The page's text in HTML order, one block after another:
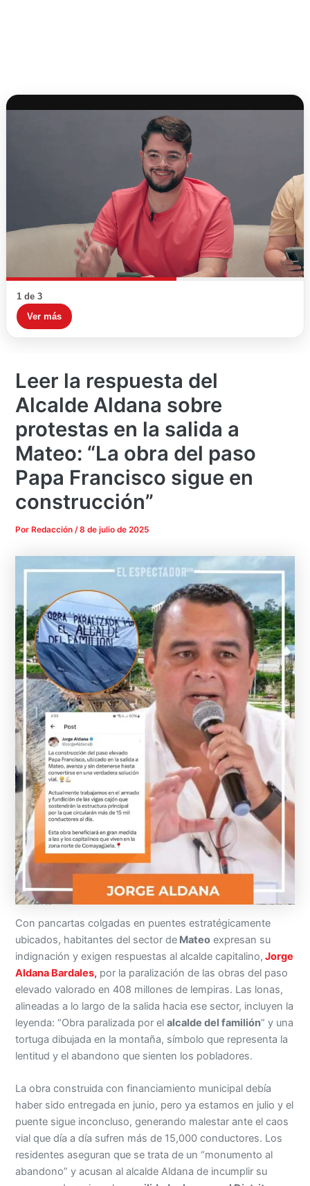
1 de 3
Ver más
Leer la respuesta del
Alcalde Aldana sobre
protestas en la salida a
Mateo: “La obra del paso
Papa Francisco sigue en
construcción”
Por Redacción/8 de julio de 2025
Con pancartas colgadas en puentes estratégicamente
ubicados, habitantes del sector de Mateo expresan su
indignación y exigen respuestas al alcalde capitalino, Jorge
Aldana Bardales, por la paralización de las obras del paso
elevado valorado en 408 millones de lempiras. Las lonas,
alineadas a lo largo de la salida hacia ese sector, incluyen la
leyenda: “Obra paralizada por elalcalde del familión” y una
tortuga dibujada en la montaña, símbolo que representa la
lentitud y el abandono que sienten los pobladores.
La obra construida con financiamiento municipal debía
haber sido entregada en junio, pero ya estamos en julio y el
puente sigue inconcluso, generando malestar ante el caos
vial que día a día sufren más de 15,000 conductores. Los
residentes aseguran que se trata de un “monumento al
abandono” y acusan al alcalde Aldana de incumplir su